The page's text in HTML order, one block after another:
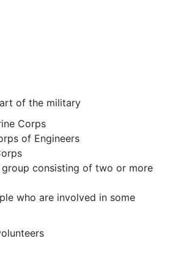
of the military
Corps
of Engineers
consisting of two or more
who are involved in some